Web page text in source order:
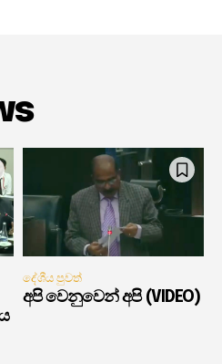
දේශීය පුවත්
අපි වෙනුවෙන් අපි (VIDEO)